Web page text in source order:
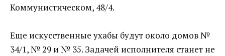
Коммунистическом, 48/4.
Еще искусственные ухабы будут около домов №
34/1, № 29 и № 35. Задачей исполнителя станет не